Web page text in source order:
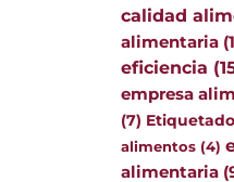
calidad
alimentaria
eficiencia
empresa
(7) Etiquetado
alimentos (4)
alimentaria